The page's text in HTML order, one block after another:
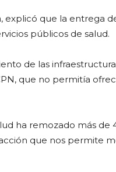
explicó que la entrega
públicos de salud.
de las
que no permitía
ha remozado más
que nos permite